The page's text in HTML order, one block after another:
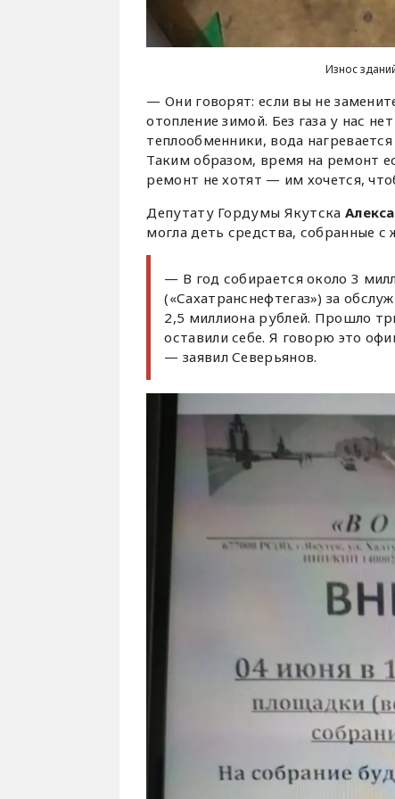
Износ
— Они говорят: если вы не
отопление зимой. Без газа у нас
теплообменники, вода
Таким образом, время на ремонт
ремонт не хотят — им хочется,
Депутату Гордумы Якутска
могла деть средства, собранные с
— В год собирается около 3
(«Сахатранснефтегаз») за
2,5 миллиона рублей. Прошло
оставили себе. Я говорю это
— заявил Северьянов.